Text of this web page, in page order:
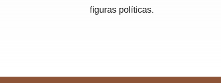
figuras políticas.